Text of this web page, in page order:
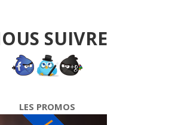
SUIVRE
LES PROMOS